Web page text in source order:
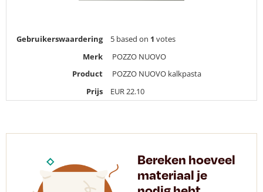
Gebruikerswaardering 5based on 1 votes
Merk
POZZO NUOVO
Product
POZZO NUOVO kalkpasta
Prijs
EUR22.10
Bereken hoeveel
materiaal je